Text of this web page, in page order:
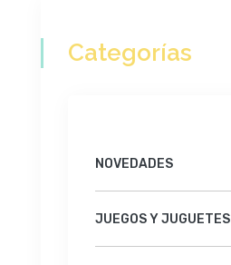
Categorías
NOVEDADES
JUEGOS Y JUGUETES